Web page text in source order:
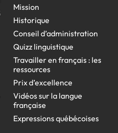
Mission
Historique
Conseil d’administration
Quizz linguistique
Travailler en français : les
ressources
Prix d’excellence
Vidéos sur la langue
française
Expressions québécoises